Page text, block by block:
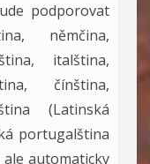
podporovat
němčina,
italština,
čínština,
(Latinská
portugalština
automaticky